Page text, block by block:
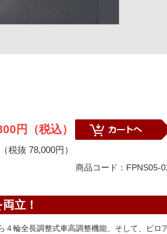
円（税込）
（税抜 78,000円）
商品コード：FPNS05-
立！
４輪全長調整式車高調整機能、そして、ピロ